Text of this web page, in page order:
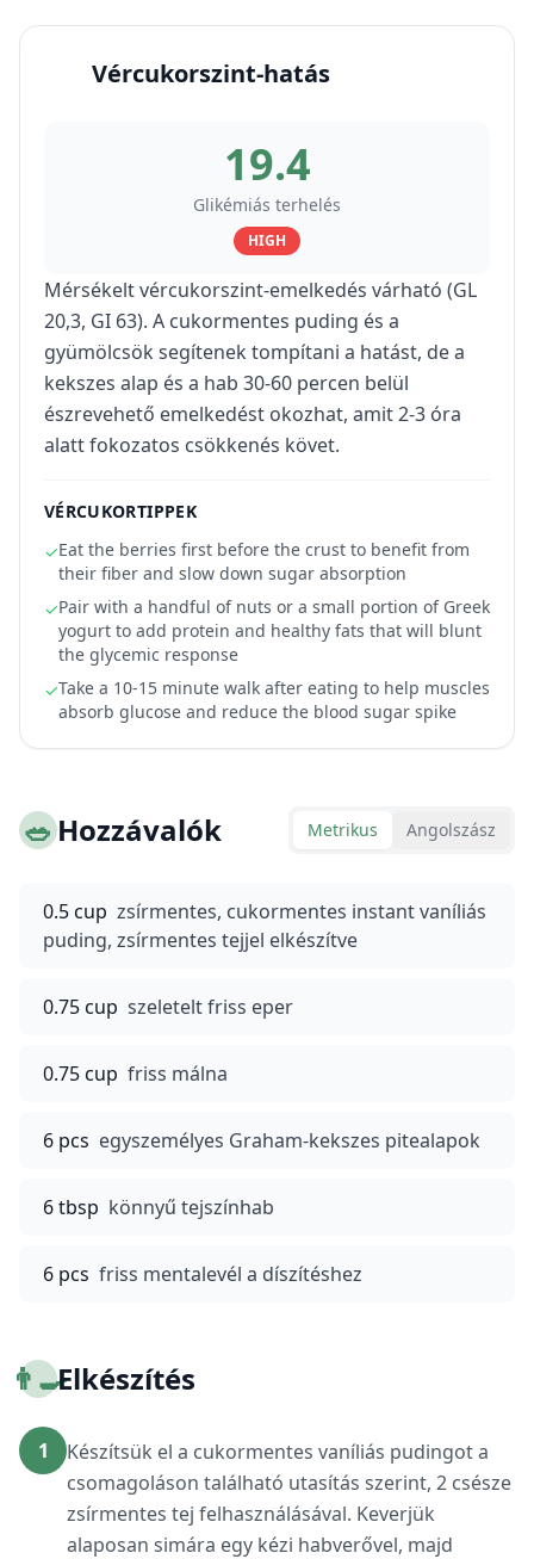
Vércukorszint-hatás
19.4
Glikémiás terhelés
HIGH
Mérsékelt vércukorszint-emelkedés várható (GL
20,3, GI 63). A cukormentes puding és a
gyümölcsök segítenek tompítani a hatást, de a
kekszes alap és a hab 30-60 percen belül
észrevehető emelkedést okozhat, amit 2-3 óra
alatt fokozatos csökkenés követ.
VÉRCUKORTIPPEK
✓Eat the berries first before the crust to benefit from
their fiber and slow down sugar absorption
✓Pair with a handful of nuts or a small portion of Greek
yogurt to add protein and healthy fats that will blunt
the glycemic response
✓Take a 10-15 minute walk after eating to help muscles
absorb glucose and reduce the blood sugar spike
🥗Hozzávalók Metrikus Angolszász
0.5 cup zsírmentes, cukormentes instant vaníliás
puding, zsírmentes tejjel elkészítve
0.75 cup szeletelt friss eper
0.75 cup friss málna
6 pcs egyszemélyes Graham-kekszes pitealapok
6 tbsp könnyű tejszínhab
6 pcs friss mentalevél a díszítéshez
👨‍🍳Elkészítés
1
Készítsük el a cukormentes vaníliás pudingot a
csomagoláson található utasítás szerint, 2 csésze
zsírmentes tej felhasználásával. Keverjük
alaposan simára egy kézi habverővel, majd